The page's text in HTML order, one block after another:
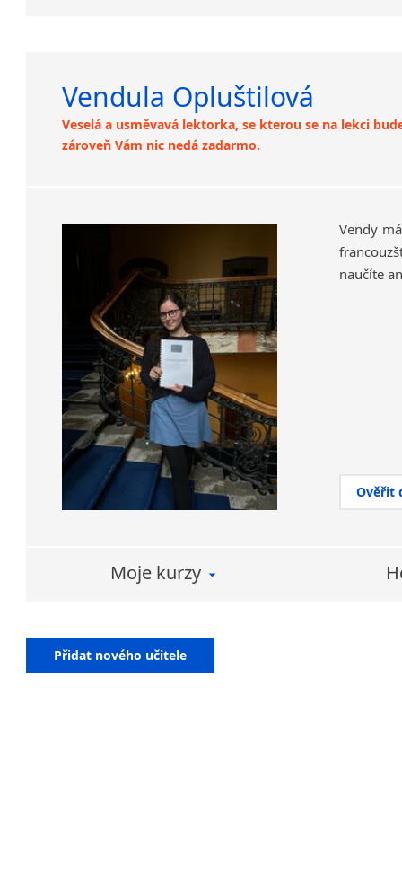
Vendula Opluštilová
Veselá a usměvavá lektorka, se kterou se na lekci
zároveň Vám nic nedá zadarmo.
Vendy
naučíte
Ověřit
Moje kurzy
Přidat nového učitele